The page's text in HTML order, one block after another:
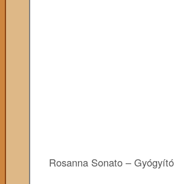
Rosanna Sonato –